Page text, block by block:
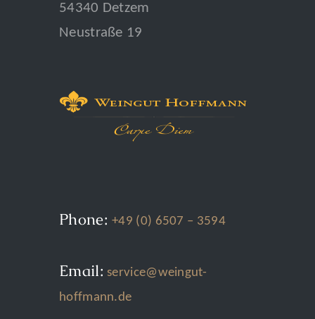
54340 Detzem
Neustraße 19
Phone: +49 (0) 6507 – 3594
Email: service@weingut-
hoffmann.de